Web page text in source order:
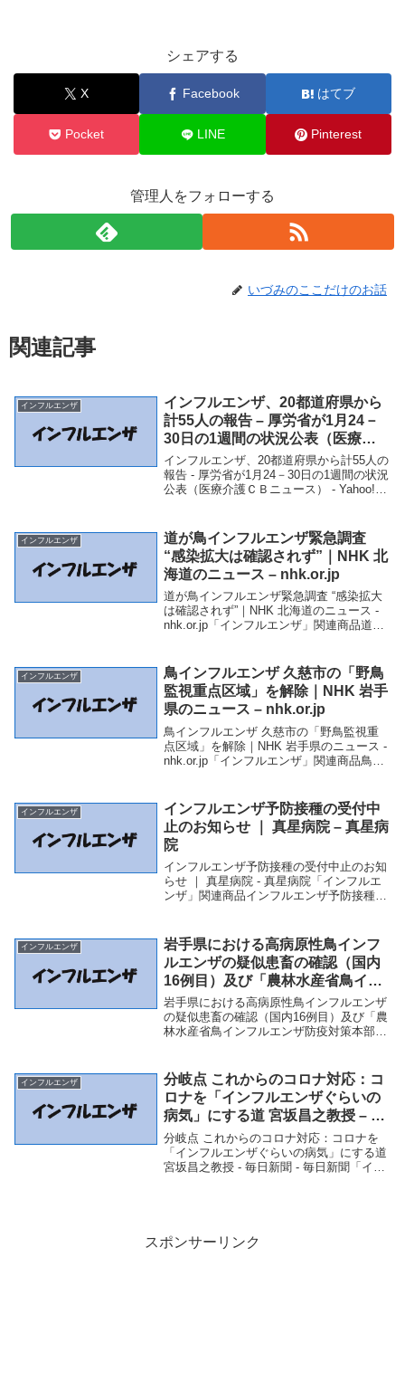
シェアする
X Facebook はてブ
Pocket LINE Pinterest
管理人をフォローする
いづみのここだけのお話
関連記事
インフルエンザ
インフルエンザ、20都道府県から
計55人の報告 – 厚労省が1月24－
30日の1週間の状況公表（医療介
護ＣＢニュース） – Yahoo!ニュー
ス – Yahoo!ニュース
インフルエンザ、20都道府県から計55人の
報告 - 厚労省が1月24－30日の1週間の状況
公表（医療介護ＣＢニュース） - Yahoo!ニ
から計55人の報...
インフルエンザ
道が鳥インフルエンザ緊急調査
“感染拡大は確認されず”｜NHK 北
海道のニュース – nhk.or.jp
道が鳥インフルエンザ緊急調査 “感染拡大
は確認されず”｜NHK 北海道のニュース -
nhk.or.jp「インフルエンザ」関連商品道が
nhk.or.jp 道が...
インフルエンザ
鳥インフルエンザ 久慈市の「野鳥
監視重点区域」を解除｜NHK 岩手
県のニュース – nhk.or.jp
鳥インフルエンザ 久慈市の「野鳥監視重
点区域」を解除｜NHK 岩手県のニュース -
nhk.or.jp「インフルエンザ」関連商品鳥イ
nhk.or.jp 鳥インフ...
インフルエンザ
インフルエンザ予防接種の受付中
止のお知らせ ｜ 真星病院 – 真星病
院
インフルエンザ予防接種の受付中止のお知
らせ ｜ 真星病院 - 真星病院「インフルエ
ンザ」関連商品インフルエンザ予防接種の
お知らせ ｜ 真星病院真星病院
インフルエンザ
岩手県における高病原性鳥インフ
ルエンザの疑似患畜の確認（国内
16例目）及び「農林水産省鳥イン
フルエンザ防疫対策本部」の持ち
回り開催について：農林水産省 –
農林水産省
岩手県における高病原性鳥インフルエンザ
の疑似患畜の確認（国内16例目）及び「農
林水産省鳥インフルエンザ防疫対策本部」
県における高病原性鳥インフルエンザの疑
似患畜...
インフルエンザ
分岐点 これからのコロナ対応：コ
ロナを「インフルエンザぐらいの
病気」にする道 宮坂昌之教授 – 毎
日新聞 – 毎日新聞
分岐点 これからのコロナ対応：コロナを
「インフルエンザぐらいの病気」にする道
宮坂昌之教授 - 毎日新聞 - 毎日新聞「イン
スポンサーリンク